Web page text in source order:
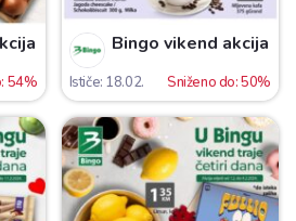
54%
Bingo vikend akcija
Ističe: 18.02. Sniženo do: 50%